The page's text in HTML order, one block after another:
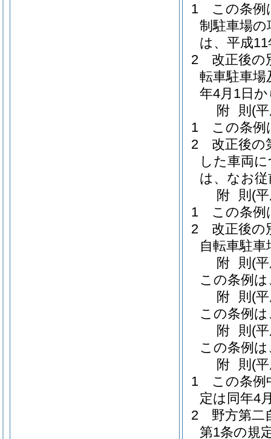
1
この条例
制駐車場の
は、平成
2
改正後の
転車駐車場
年4月1日
附 則 (
1
この条例
2
改正後の
した車両
は、なお
附 則 (
1
この条例
2
改正後の
自転車駐
附 則 (
この条例
附 則 (
この条例
附 則 (
この条例
附 則 (
1
この条例
定は同年4
2
野方第二
第1条の規